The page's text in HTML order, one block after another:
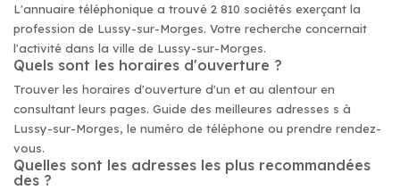
L'annuaire téléphonique a trouvé 2 810 sociétés exerçant la
profession de Lussy-sur-Morges. Votre recherche concernait
l'activité dans la ville de Lussy-sur-Morges.
Quels sont les horaires d'ouverture ?
Trouver les horaires d'ouverture d'un et au alentour en
consultant leurs pages. Guide des meilleures adresses s à
Lussy-sur-Morges, le numéro de téléphone ou prendre rendez-
vous.
Quelles sont les adresses les plus recommandées
des ?